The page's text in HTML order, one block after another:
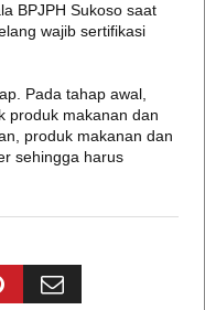
BPJPH Sukoso saat
wajib sertifikasi
Pada tahap awal,
produk makanan dan
produk makanan dan
sehingga harus